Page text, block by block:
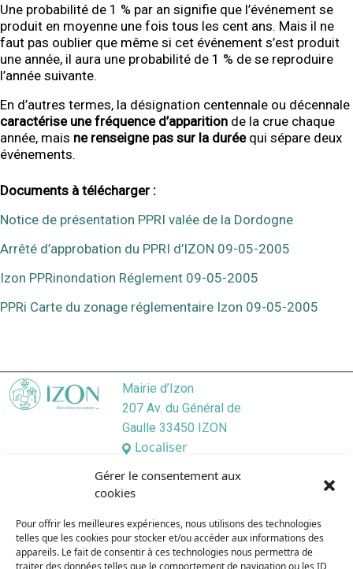
Gérer le consentement aux
cookies
Pour offrir les meilleures expériences, nous utilisons des technologies
telles que les cookies pour stocker et/ou accéder aux informations des
appareils. Le fait de consentir à ces technologies nous permettra de
traiter des données telles que le comportement de navigation ou les ID
Une probabilité de 1 % par an signifie que l’événement se
produit en moyenne une fois tous les cent ans. Mais il ne
faut pas oublier que même si cet événement s’est produit
une année, il aura une probabilité de 1 % de se reproduire
l’année suivante.
En d’autres termes, la désignation centennale ou décennale
caractérise une fréquence d’apparition de la crue chaque
année, mais ne renseigne pas sur la duréequi sépare deux
événements.
Documents à télécharger :
Notice de présentation PPRI valée de la Dordogne
Arrêté d’approbation du PPRI d’IZON 09-05-2005
Izon PPRinondation Réglement 09-05-2005
PPRi Carte du zonage réglementaire Izon 09-05-2005
Mairie d’Izon
207 Av. du Général de
Gaulle 33450 IZON
Localiser
Mardi/ 9:00–12:3O, 13:3O–19:00
Mercredi / 9:00–12:30, 13:30–17:30
Jeudi/ 9:00–12:30, 13:30–17:30